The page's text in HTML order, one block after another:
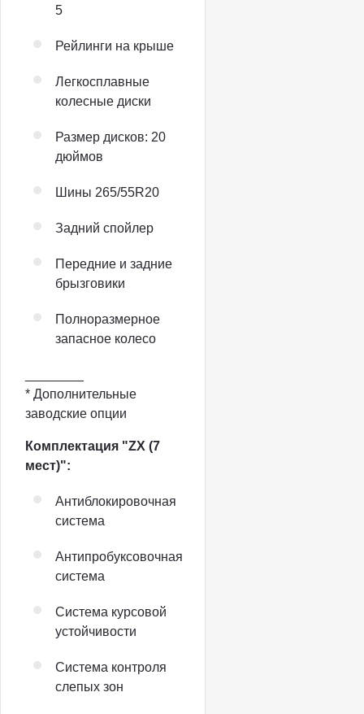
5
Рейлинги на крыше
Легкосплавные
колесные диски
Размер дисков: 20
дюймов
Шины 265/55R20
Задний спойлер
Передние и задние
брызговики
Полноразмерное
запасное колесо
* Дополнительные
заводские опции
Комплектация "ZX (7
мест)":
Антиблокировочная
система
Антипробуксовочная
система
Система курсовой
устойчивости
Система контроля
слепых зон